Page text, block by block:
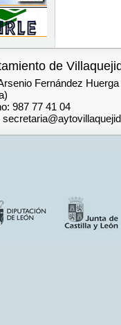
de
Fernández
987 77 41 04